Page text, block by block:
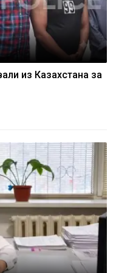
из Казахстана за